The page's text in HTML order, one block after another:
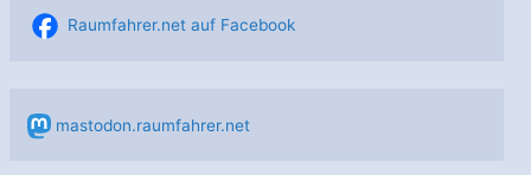
Raumfahrer.net auf Facebook
mastodon.raumfahrer.net